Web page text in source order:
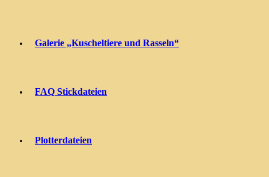
Galerie „Kuscheltiere und Rasseln“
FAQ Stickdateien
Plotterdateien